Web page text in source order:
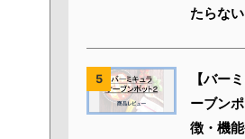
たらな
5
【バー
ーブン
徴・機